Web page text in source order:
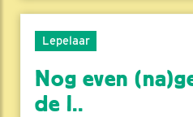
Lepelaar
Nog even
de l..